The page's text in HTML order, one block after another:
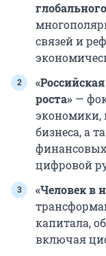
связей и
роста» —
экономики,
бизнеса, а
цифровой
«Человек в
капитала,
включая